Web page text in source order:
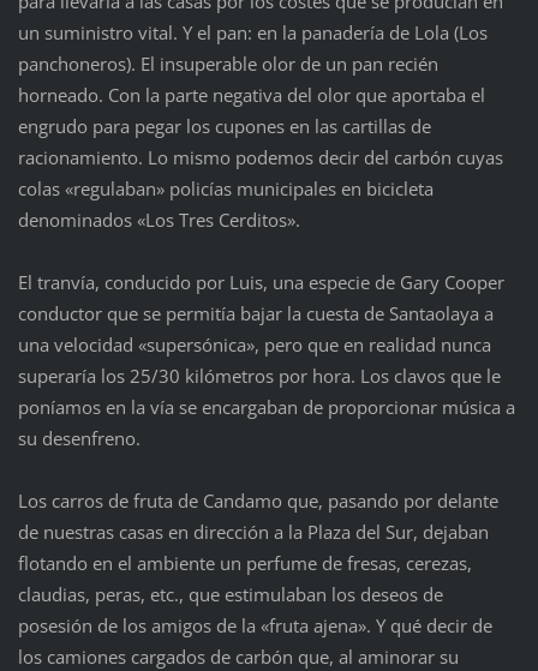
un suministro vital. Y el pan: en la panadería de Lola (Los
panchoneros). El insuperable olor de un pan recién
horneado. Con la parte negativa del olor que aportaba el
engrudo para pegar los cupones en las cartillas de
racionamiento. Lo mismo podemos decir del carbón cuyas
colas «regulaban» policías municipales en bicicleta
denominados «Los Tres Cerditos».
El tranvía, conducido por Luis, una especie de Gary Cooper
conductor que se permitía bajar la cuesta de Santaolaya a
una velocidad «supersónica», pero que en realidad nunca
superaría los 25/30 kilómetros por hora. Los clavos que le
poníamos en la vía se encargaban de proporcionar música a
su desenfreno.
Los carros de fruta de Candamo que, pasando por delante
de nuestras casas en dirección a la Plaza del Sur, dejaban
flotando en el ambiente un perfume de fresas, cerezas,
claudias, peras, etc., que estimulaban los deseos de
posesión de los amigos de la «fruta ajena». Y qué decir de
los camiones cargados de carbón que, al aminorar su